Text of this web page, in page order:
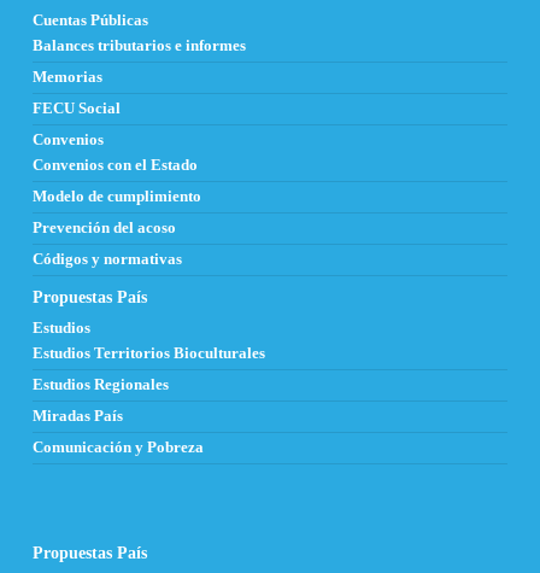
Cuentas Públicas
Balances tributarios e informes
Memorias
FECU Social
Convenios
Convenios con el Estado
Modelo de cumplimiento
Prevención del acoso
Códigos y normativas
Propuestas País
Estudios
Estudios Territorios Bioculturales
Estudios Regionales
Miradas País
Comunicación y Pobreza
Propuestas País